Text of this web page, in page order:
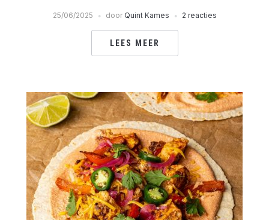
25/06/2025 door Quint Kames 2 reacties
LEES MEER